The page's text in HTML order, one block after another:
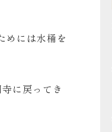
めには水桶を
に戻ってき